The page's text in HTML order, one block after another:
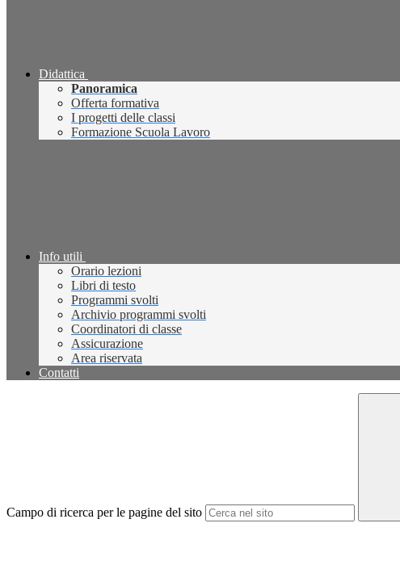
Didattica
Panoramica
Offerta formativa
I progetti delle classi
Formazione Scuola Lavoro
Info utili
Orario lezioni
Libri di testo
Programmi svolti
Archivio programmi svolti
Coordinatori di classe
Assicurazione
Area riservata
Contatti
Campo di ricerca per le pagine del sito